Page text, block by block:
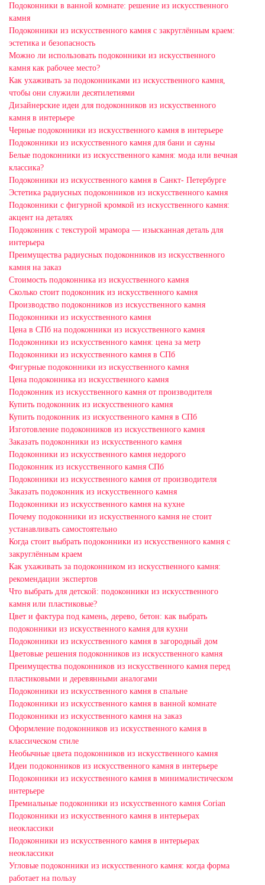
Подоконники в ванной комнате: решение из искусственного
камня
Подоконники из искусственного камня с закруглённым краем:
эстетика и безопасность
Можно ли использовать подоконники из искусственного
камня как рабочее место?
Как ухаживать за подоконниками из искусственного камня,
чтобы они служили десятилетиями
Дизайнерские идеи для подоконников из искусственного
камня в интерьере
Черные подоконники из искусственного камня в интерьере
Подоконники из искусственного камня для бани и сауны
Белые подоконники из искусственного камня: мода или вечная
классика?
Подоконники из искусственного камня в Санкт- Петербурге
Эстетика радиусных подоконников из искусственного камня
Подоконники с фигурной кромкой из искусственного камня:
акцент на деталях
Подоконник с текстурой мрамора — изысканная деталь для
интерьера
Преимущества радиусных подоконников из искусственного
камня на заказ
Стоимость подоконника из искусственного камня
Сколько стоит подоконник из искусственного камня
Производство подоконников из искусственного камня
Подоконники из искусственного камня
Цена в СПб на подоконники из искусственного камня
Подоконники из искусственного камня: цена за метр
Подоконники из искусственного камня в СПб
Фигурные подоконники из искусственного камня
Цена подоконника из искусственного камня
Подоконник из искусственного камня от производителя
Купить подоконник из искусственного камня
Купить подоконник из искусственного камня в СПб
Изготовление подоконников из искусственного камня
Заказать подоконники из искусственного камня
Подоконники из искусственного камня недорого
Подоконник из искусственного камня СПб
Подоконники из искусственного камня от производителя
Заказать подоконник из искусственного камня
Подоконники из искусственного камня на кухне
Почему подоконники из искусственного камня не стоит
устанавливать самостоятельно
Когда стоит выбрать подоконники из искусственного камня с
закруглённым краем
Как ухаживать за подоконником из искусственного камня:
рекомендации экспертов
Что выбрать для детской: подоконники из искусственного
камня или пластиковые?
Цвет и фактура под камень, дерево, бетон: как выбрать
подоконники из искусственного камня для кухни
Подоконники из искусственного камня в загородный дом
Цветовые решения подоконников из искусственного камня
Преимущества подоконников из искусственного камня перед
пластиковыми и деревянными аналогами
Подоконники из искусственного камня в спальне
Подоконники из искусственного камня в ванной комнате
Подоконники из искусственного камня на заказ
Оформление подоконников из искусственного камня в
классическом стиле
Необычные цвета подоконников из искусственного камня
Идеи подоконников из искусственного камня в интерьере
Подоконники из искусственного камня в минималистическом
интерьере
Премиальные подоконники из искусственного камня Corian
Подоконники из искусственного камня в интерьерах
неоклассики
Подоконники из искусственного камня в интерьерах
неоклассики
Угловые подоконники из искусственного камня: когда форма
работает на пользу